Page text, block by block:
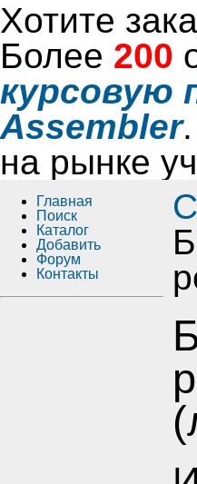
Хотите
Более 200
курсовую
Assembler
на рынке
Главная
Поиск
Каталог
Добавить
Форум
Контакты